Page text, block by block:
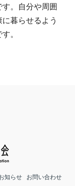
。自分や周囲
暮らせるよう
。
知らせ お問い合わせ